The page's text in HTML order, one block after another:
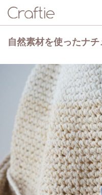
自然素材を使ったナ